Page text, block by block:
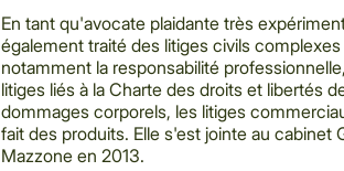
En tant qu'avocate plaidante très
également traité des litiges civils
notamment la responsabilité
litiges liés à la Charte des droits et libertés
dommages corporels, les litiges
fait des produits. Elle s'est jointe au cabinet
Mazzone en 2013.